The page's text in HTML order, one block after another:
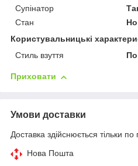
Супінатор
Стан
Користувальницькі
Стиль взуття
Приховати
Умови доставки
Доставка здійснюється тільки по
Нова Пошта